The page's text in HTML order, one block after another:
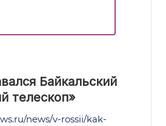
Байкальский
телескоп»
news/v-rossii/kak-